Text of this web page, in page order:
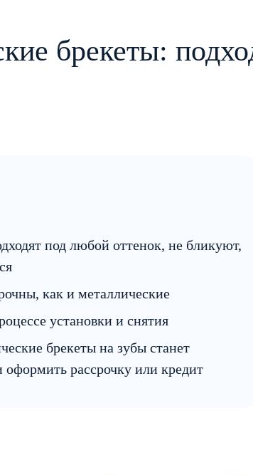
брекеты:
под любой оттенок, не бликуют,
как и металлические
установки и снятия
брекеты на зубы станет
оформить рассрочку или кредит